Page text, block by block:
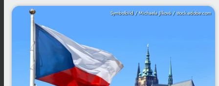
Symbolbild / Michaela Jílková / stock.adobe.com